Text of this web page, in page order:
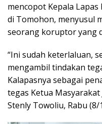
mencopot Kepala
di Tomohon, menyusul
seorang koruptor yang
“Ini sudah keterlaluan,
mengambil tindakan
Kalapasnya sebagai
tegas Ketua
Stenly Towoliu, Rabu (8/